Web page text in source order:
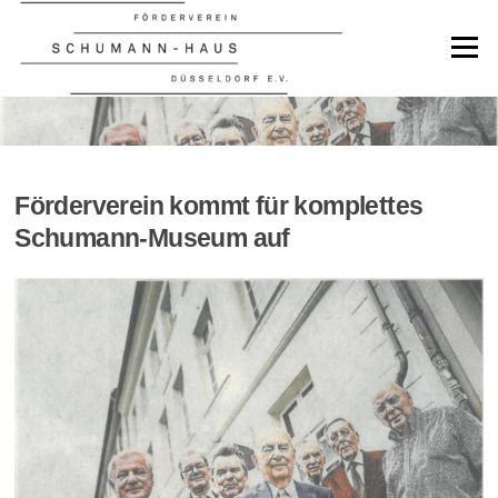
springen
Menü
NEWS
Förderverein kommt für komplettes
Schumann-Museum auf